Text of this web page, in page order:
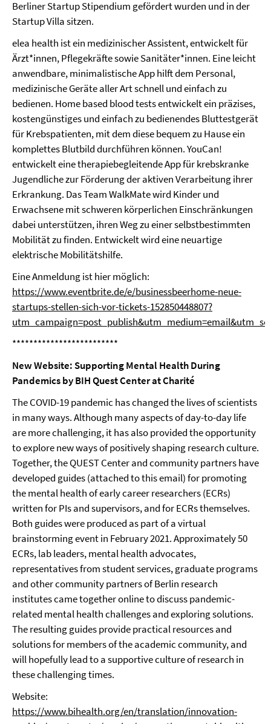
Berliner Startup Stipendium gefördert wurden und in der
Startup Villa sitzen.
elea health ist ein medizinischer Assistent, entwickelt für
Ärzt*innen, Pflegekräfte sowie Sanitäter*innen. Eine leicht
anwendbare, minimalistische App hilft dem Personal,
medizinische Geräte aller Art schnell und einfach zu
bedienen. Home based blood tests entwickelt ein präzises,
kostengünstiges und einfach zu bedienendes Bluttestgerät
für Krebspatienten, mit dem diese bequem zu Hause ein
komplettes Blutbild durchführen können. YouCan!
entwickelt eine therapiebegleitende App für krebskranke
Jugendliche zur Förderung der aktiven Verarbeitung ihrer
Erkrankung. Das Team WalkMate wird Kinder und
Erwachsene mit schweren körperlichen Einschränkungen
dabei unterstützen, ihren Weg zu einer selbstbestimmten
Mobilität zu finden. Entwickelt wird eine neuartige
elektrische Mobilitätshilfe.
Eine Anmeldung ist hier möglich:
https://www.eventbrite.de/e/businessbeerhome-neue-
startups-stellen-sich-vor-tickets-152850448807?
*************************
New Website: Supporting Mental Health During
Pandemics by BIH Quest Center at Charité
The COVID-19 pandemic has changed the lives of scientists
in many ways. Although many aspects of day-to-day life
are more challenging, it has also provided the opportunity
to explore new ways of positively shaping research culture.
Together, the QUEST Center and community partners have
developed guides (attached to this email) for promoting
the mental health of early career researchers (ECRs)
written for PIs and supervisors, and for ECRs themselves.
Both guides were produced as part of a virtual
brainstorming event in February 2021. Approximately 50
ECRs, lab leaders, mental health advocates,
representatives from student services, graduate programs
and other community partners of Berlin research
institutes came together online to discuss pandemic-
related mental health challenges and exploring solutions.
The resulting guides provide practical resources and
solutions for members of the academic community, and
will hopefully lead to a supportive culture of research in
these challenging times.
Website:
https://www.bihealth.org/en/translation/innovation-